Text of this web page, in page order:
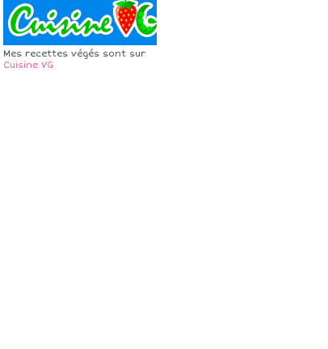
Mes recettes végés sont sur
Cuisine VG